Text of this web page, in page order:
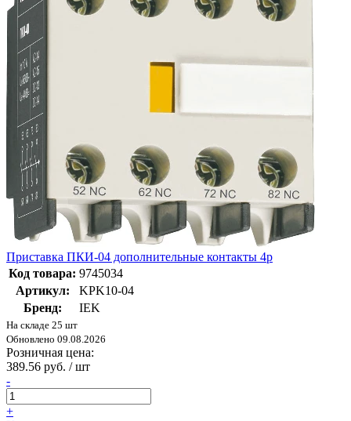
Приставка ПКИ-04 дополнительные контакты 4р
Код товара: 9745034
Артикул:
KPK10-04
Бренд:
IEK
На складе 25 шт
Обновлено 09.08.2026
Розничная цена:
389.56 руб. / шт
-
+